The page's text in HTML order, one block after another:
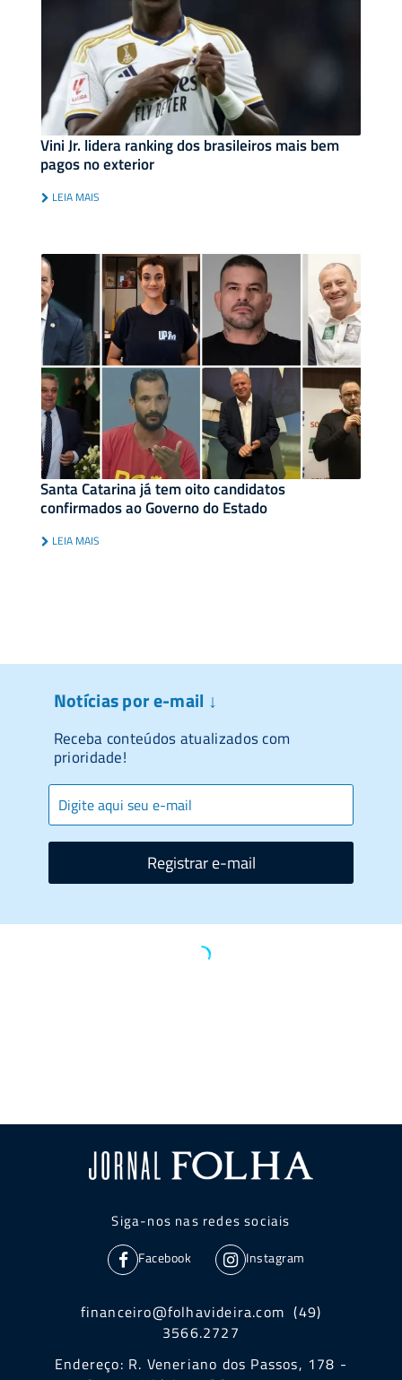
Vini Jr. lidera ranking dos brasileiros mais bem
pagos no exterior
LEIA MAIS
Santa Catarina já tem oito candidatos
confirmados ao Governo do Estado
LEIA MAIS
Notícias por e-mail ↓
Receba conteúdos atualizados com
prioridade!
Registrar e-mail
Siga-nos nas redes sociais
Facebook Instagram
financeiro@folhavideira.com (49)
3566.2727
Endereço: R. Veneriano dos Passos, 178 -